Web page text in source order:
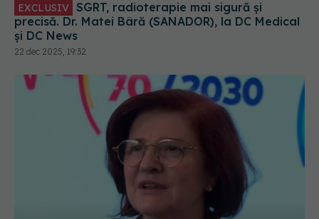
EXCLUSIV
precisă. Dr. Matei Bâră (SANADOR), la DC Medical
și DC News
22 dec 2025, 19:32